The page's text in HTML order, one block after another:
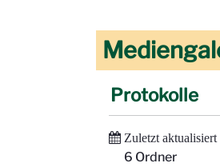
Protokolle
Zuletzt aktualisiert
6 Ordner